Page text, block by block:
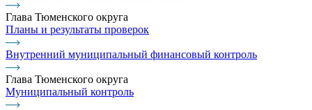
Глава Тюменского округа
Планы и результаты проверок
Внутренний муниципальный финансовый контроль
Глава Тюменского округа
Муниципальный контроль